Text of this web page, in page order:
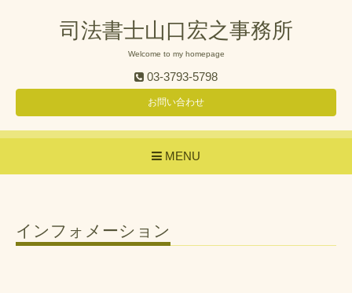
司法書士山口宏之事務所
Welcome to my homepage
03-3793-5798
お問い合わせ
MENU
インフォメーション